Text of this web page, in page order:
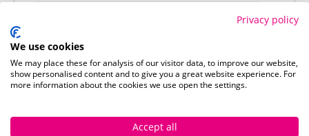
Schritt 1:
Artikelkonfiguration
Werbeartikel aus und passen Sie diese
Privacy policy
We use cookies
We may place these for analysis of our visitor data, to improve our website,
show personalised content and to give you a great website experience. For
more information about the cookies we use open the settings.
Accept all